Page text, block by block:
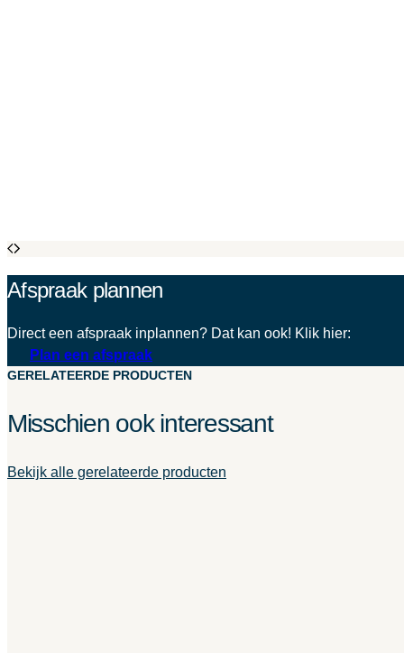
Afspraak plannen
Direct een afspraak inplannen? Dat kan ook! Klik hier:
Plan een afspraak
GERELATEERDE PRODUCTEN
Misschien ook interessant
Bekijk alle gerelateerde producten